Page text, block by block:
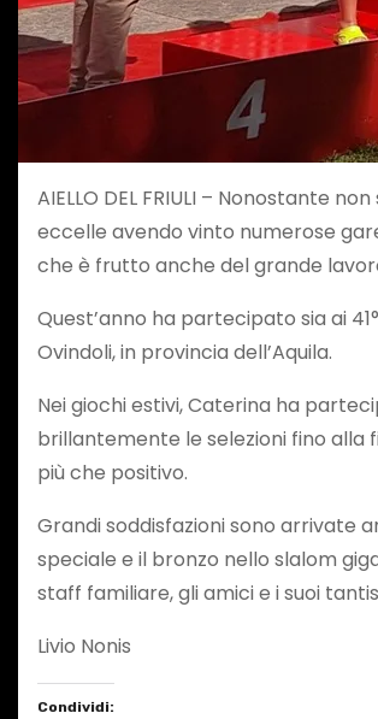
AIELLO DEL FRIULI – Nonostante
eccelle avendo vinto numerose
che è frutto anche del grande
Quest’anno ha partecipato sia ai
Ovindoli, in provincia dell’Aquila.
Nei giochi estivi, Caterina ha
brillantemente le selezioni fino alla
più che positivo.
Grandi soddisfazioni sono arrivate
speciale e il bronzo nello slalom
staff familiare, gli amici e i suoi
Livio Nonis
Condividi: